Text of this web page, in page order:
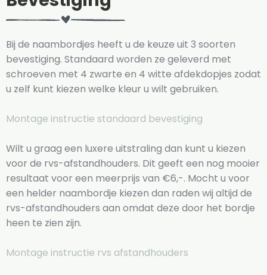
Bij de naambordjes heeft u de keuze uit 3 soorten
bevestiging. Standaard worden ze geleverd met
schroeven met 4 zwarte en 4 witte afdekdopjes zodat
u zelf kunt kiezen welke kleur u wilt gebruiken.
Montage instructie standaard bevestiging
Wilt u graag een luxere uitstraling dan kunt u kiezen
voor de rvs-afstandhouders. Dit geeft een nog mooier
resultaat voor een meerprijs van €6,-. Mocht u voor
een helder naambordje kiezen dan raden wij altijd de
rvs-afstandhouders aan omdat deze door het bordje
heen te zien zijn.
Montage instructie rvs afstandhouders